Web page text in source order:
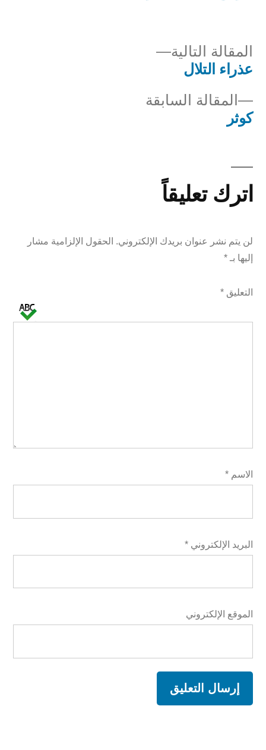
تصفّح
المقالاتالمقالة السابقة
كوثر
المقالة التالية
المقالة
عذراء التلال
اترك تعليقاً
لن يتم نشر عنوان بريدك الإلكتروني. الحقول الإلزامية مشار
إليها بـ *
التعليق *
الاسم *
البريد الإلكتروني *
الموقع الإلكتروني